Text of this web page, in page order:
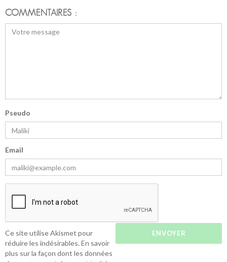
COMMENTAIRES :
Pseudo
Email
Ce site utilise Akismet pour
réduire les indésirables. En savoir
plus sur la façon dont les données